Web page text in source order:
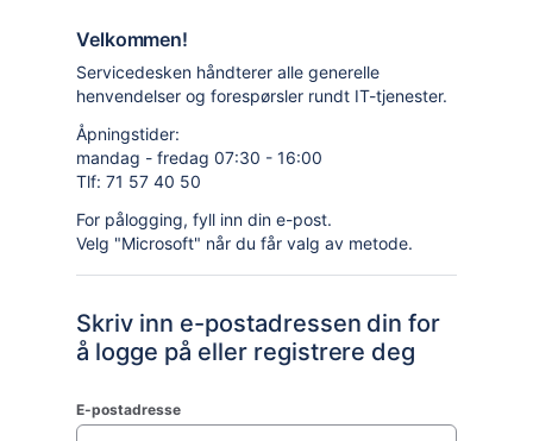
Velkommen!
Servicedesken håndterer alle generelle
henvendelser og forespørsler rundt IT-tjenester.
Åpningstider:
mandag - fredag 07:30 - 16:00
Tlf: 71 57 40 50
For pålogging, fyll inn din e-post.
Velg "Microsoft" når du får valg av metode.
Skriv inn e-postadressen din for
å logge på eller registrere deg
E-postadresse